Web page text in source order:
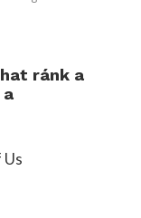
ránk a
Us